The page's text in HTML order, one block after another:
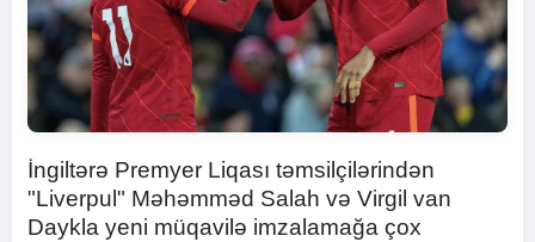
İngiltərə Premyer Liqası təmsilçilərindən
"Liverpul" Məhəmməd Salah və Virgil van
Daykla yeni müqavilə imzalamağa çox